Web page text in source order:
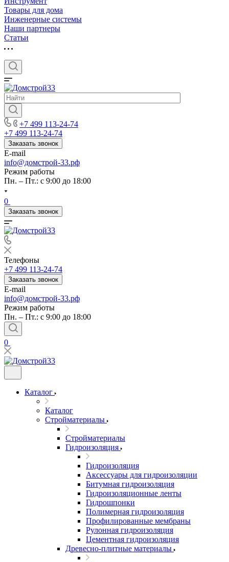
Товары для дома
Инженерные системы
Наши партнеры
Статьи
+7 499 113-24-74
+7 499 113-24-74
Заказать звонок
E-mail
info@домстрой-33.рф
Режим работы
Пн. – Пт.: с 9:00 до 18:00
0
Заказать звонок
Телефоны
+7 499 113-24-74
Заказать звонок
E-mail
info@домстрой-33.рф
Режим работы
Пн. – Пт.: с 9:00 до 18:00
0
Каталог
Каталог
Стройматериалы
Стройматериалы
Гидроизоляция
Гидроизоляция
Аксессуары для гидроизоляции
Битумная гидроизоляция
Гидроизоляционные ленты
Гидрошпонки
Полимерная гидроизоляция
Профилированные мембраны
Рулонная гидроизоляция
Цементная гидроизоляция
Древесно-плитные материалы